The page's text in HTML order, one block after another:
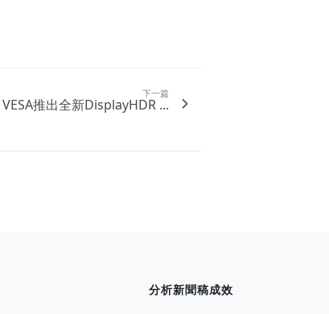
下一篇
VESA推出全新DisplayHDR ...
分析新聞稿成效